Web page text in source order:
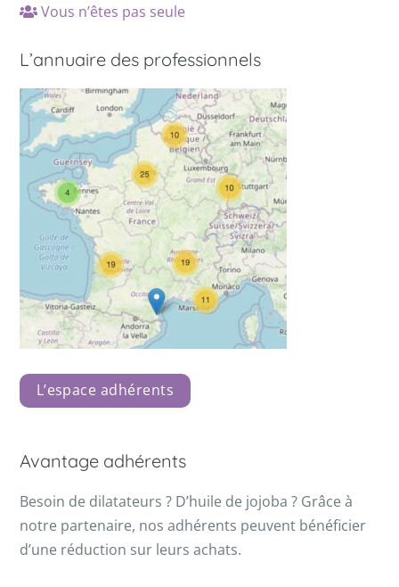
Vous n’êtes pas seule
L’annuaire des professionnels
L’espace adhérents
Avantage adhérents
Besoin de dilatateurs ? D’huile de jojoba ? Grâce à
notre partenaire, nos adhérents peuvent bénéficier
d’une réduction sur leurs achats.